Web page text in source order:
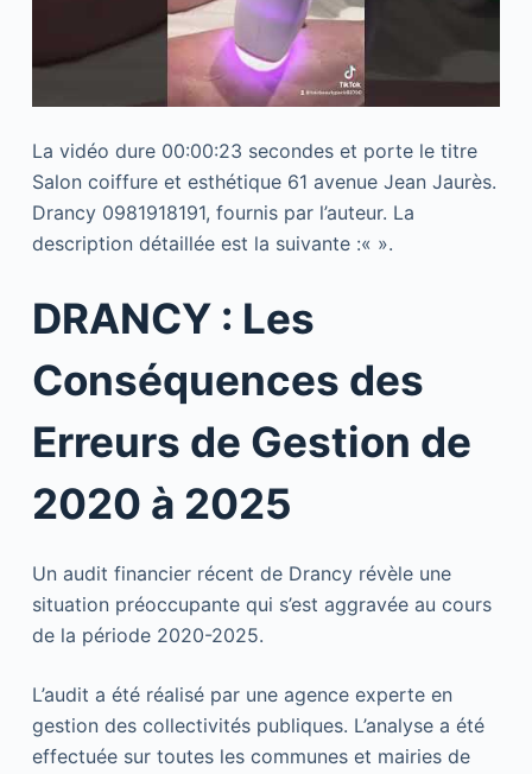
La vidéo dure 00:00:23 secondes et porte le titre
Salon coiffure et esthétique 61 avenue Jean Jaurès.
Drancy 0981918191, fournis par l’auteur. La
description détaillée est la suivante :« ».
DRANCY : Les
Conséquences des
Erreurs de Gestion de
2020 à 2025
Un audit financier récent de Drancy révèle une
situation préoccupante qui s’est aggravée au cours
de la période 2020-2025.
L’audit a été réalisé par une agence experte en
gestion des collectivités publiques. L’analyse a été
effectuée sur toutes les communes et mairies de